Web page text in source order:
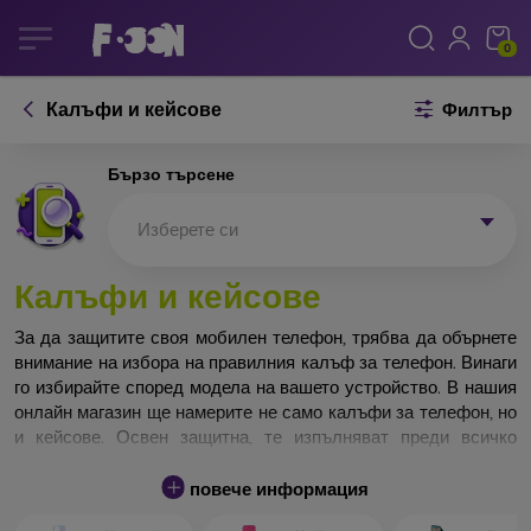
0
Калъфи и кейсове Филтър
Бързо търсене
Изберете си
Калъфи и кейсове
За да защитите своя мобилен телефон, трябва да обърнете
внимание на избора на правилния калъф за телефон. Винаги
го избирайте според модела на вашето устройство. В нашия
онлайн магазин ще намерите не само калъфи за телефон, но
и кейсове. Освен защитна, те изпълняват преди всичко
Кейса за телефон може да бъде наречен и заден капак. Той е
повече информация